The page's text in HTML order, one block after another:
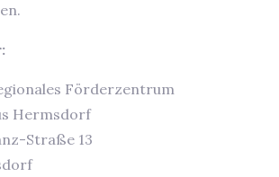
Förderzentrum
Hermsdorf
Straße 13